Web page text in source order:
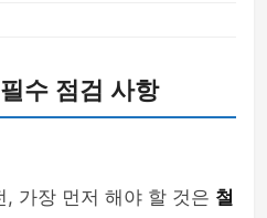
수 점검 사항
가장 먼저 해야 할 것은 철